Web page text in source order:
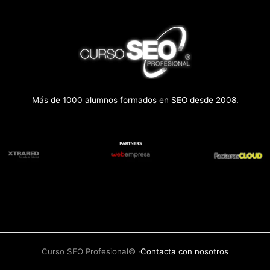
Más de 1000 alumnos formados en SEO desde 2008.
Curso SEO Profesional© ·Contacta con nosotros